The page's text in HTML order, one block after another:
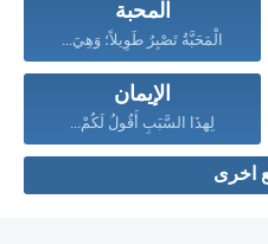
المحبة
الْمَحَبَّةُ تَصْبِرُ طَوِيلاً؛ وَهِيَ...
الإيمان
لِهذَا السَّبَبِ أَقُولُ لَكُمْ...
اخرى